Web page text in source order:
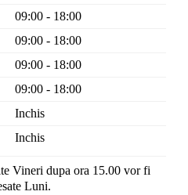
09:00 - 18:00
09:00 - 18:00
09:00 - 18:00
09:00 - 18:00
Inchis
Inchis
Vineri dupa ora 15.00 vor fi
Luni.